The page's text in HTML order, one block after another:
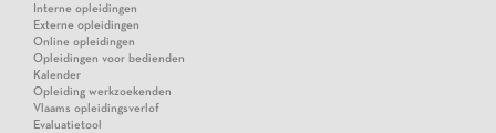
Interne opleidingen
Externe opleidingen
Online opleidingen
Opleidingen voor bedienden
Kalender
Opleiding werkzoekenden
Vlaams opleidingsverlof
Evaluatietool